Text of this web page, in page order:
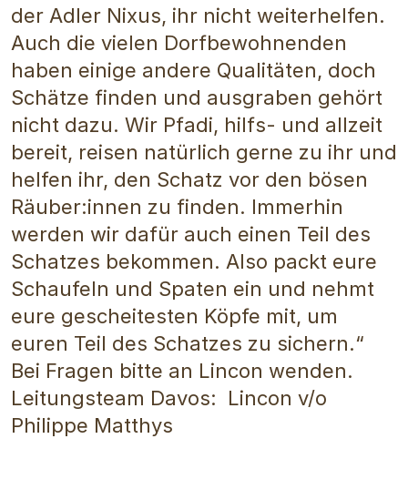
der Adler Nixus, ihr nicht weiterhelfen.
Auch die vielen Dorfbewohnenden
haben einige andere Qualitäten, doch
Schätze finden und ausgraben gehört
nicht dazu. Wir Pfadi, hilfs- und allzeit
bereit, reisen natürlich gerne zu ihr und
helfen ihr, den Schatz vor den bösen
Räuber:innen zu finden. Immerhin
werden wir dafür auch einen Teil des
Schatzes bekommen. Also packt eure
Schaufeln und Spaten ein und nehmt
eure gescheitesten Köpfe mit, um
euren Teil des Schatzes zu sichern.“
Bei Fragen bitte an Lincon wenden.
Leitungsteam Davos: Lincon v/o
Philippe Matthys